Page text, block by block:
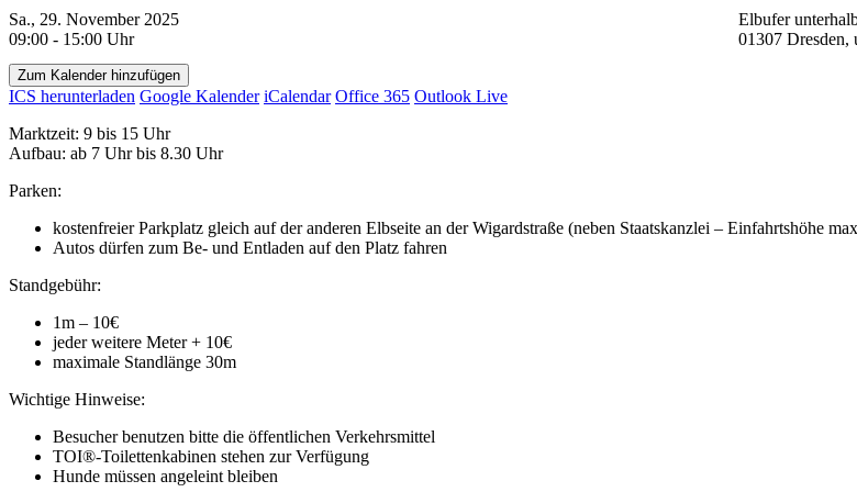
Sa., 29. November 2025
09:00 - 15:00 Uhr
Zum Kalender hinzufügen
ICS herunterladen Google Kalender iCalendar Office 365 Outlook Live
Elbufer
01307 Dresden,
Marktzeit: 9 bis 15 Uhr
Aufbau: ab 7 Uhr bis 8.30 Uhr
Parken:
kostenfreier Parkplatz gleich auf der anderen Elbseite an der Wigardstraße (neben Staatskanzlei – Einfahrtshöhe
Autos dürfen zum Be- und Entladen auf den Platz fahren
Standgebühr:
1m – 10€
jeder weitere Meter + 10€
maximale Standlänge 30m
Wichtige Hinweise:
Besucher benutzen bitte die öffentlichen Verkehrsmittel
TOI®-Toilettenkabinen stehen zur Verfügung
Hunde müssen angeleint bleiben